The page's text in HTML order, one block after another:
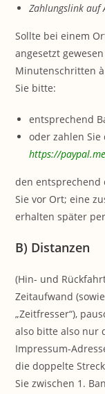
Zahlungslink auf
Sollte bei einem
angesetzt
Minutenschritten à
Sie bitte:
entsprechend
oder zahlen Sie
https://
den entsprechend
Sie vor Ort; eine
erhalten später
B) Distanzen
(Hin- und
Zeitaufwand
„Zeitfresser“),
also bitte also nur
Impressum-
die doppelte
Sie zwischen 1.